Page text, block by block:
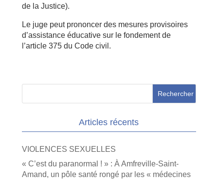
de la Justice).
Le juge peut prononcer des mesures provisoires
d’assistance éducative sur le fondement de
l’article 375 du Code civil.
Articles récents
VIOLENCES SEXUELLES
« C’est du paranormal ! » : À Amfreville-Saint-
Amand, un pôle santé rongé par les « médecines